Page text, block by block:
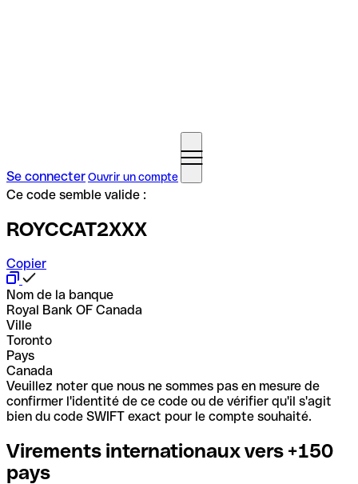
Se connecterOuvrir un compte
Ce code semble valide :
ROYCCAT2XXX
Copier
Nom de la banque
Royal Bank OF Canada
Ville
Toronto
Pays
Canada
Veuillez noter que nous ne sommes pas en mesure de
confirmer l'identité de ce code ou de vérifier qu'il s'agit
bien du code SWIFT exact pour le compte souhaité.
Virements internationaux vers +150
pays